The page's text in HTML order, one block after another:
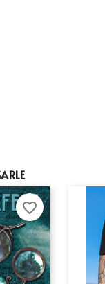
favorite_border